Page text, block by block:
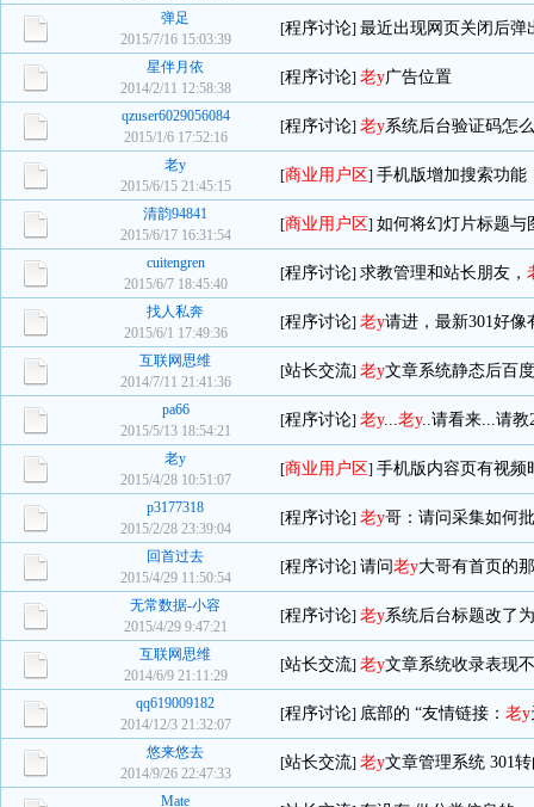
弹足
2015/7/16 15:03:39
[程序讨论] 最近出现网页关闭后弹
星伴月依
2014/2/11 12:58:38
[程序讨论] 老y广告位置
qzuser6029056084
2015/1/6 17:52:16
[程序讨论] 老y系统后台验证码怎
老y
2015/6/15 21:45:15
[商业用户区] 手机版增加搜索功能
清韵94841
2015/6/17 16:31:54
[商业用户区] 如何将幻灯片标题与
cuitengren
2015/6/7 18:45:40
[程序讨论] 求教管理和站长朋友，
找人私奔
2015/6/1 17:49:36
[程序讨论] 老y请进，最新301好像
互联网思维
2014/7/11 21:41:36
[站长交流] 老y文章系统静态后百
pa66
2015/5/13 18:54:21
[程序讨论] 老y...老y..请看来...请教
老y
2015/4/28 10:51:07
[商业用户区] 手机版内容页有视频
p3177318
2015/2/28 23:39:04
[程序讨论] 老y哥：请问采集如何
回首过去
2015/4/29 11:50:54
[程序讨论] 请问老y大哥有首页的
无常数据-小容
2015/4/29 9:47:21
[程序讨论] 老y系统后台标题改了
互联网思维
2014/6/9 21:11:29
[站长交流] 老y文章系统收录表现
qq619009182
2014/12/3 21:32:07
[程序讨论] 底部的 “友情链接： 老y
悠来悠去
2014/9/26 22:47:33
[站长交流] 老y文章管理系统 301
Mate